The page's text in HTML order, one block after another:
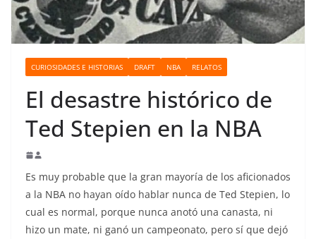
CURIOSIDADES E HISTORIAS DRAFT NBA RELATOS
El desastre histórico de
Ted Stepien en la NBA
Es muy probable que la gran mayoría de los aficionados
a la NBA no hayan oído hablar nunca de Ted Stepien, lo
cual es normal, porque nunca anotó una canasta, ni
hizo un mate, ni ganó un campeonato, pero sí que dejó